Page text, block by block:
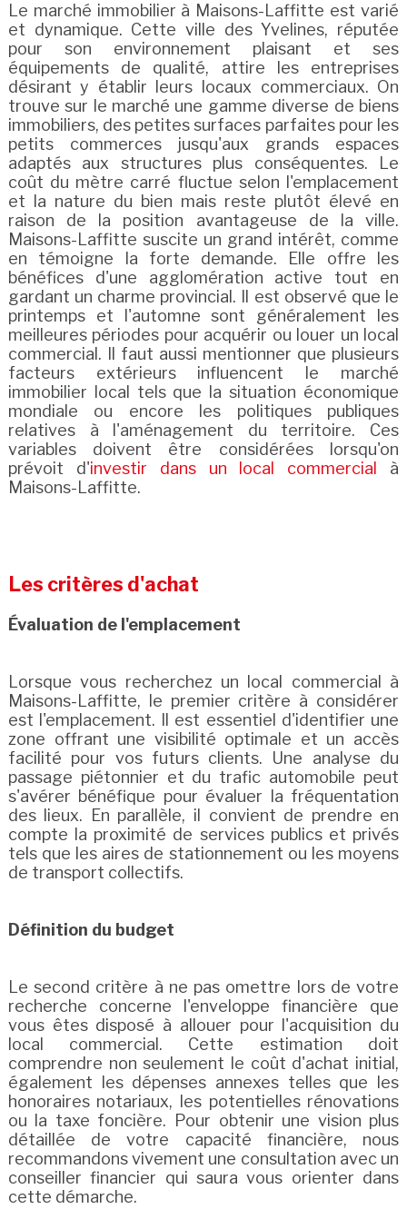
Le marché immobilier à Maisons-Laffitte est varié
et dynamique. Cette ville des Yvelines, réputée
pour son environnement plaisant et ses
équipements de qualité, attire les entreprises
désirant y établir leurs locaux commerciaux. On
trouve sur le marché une gamme diverse de biens
immobiliers, des petites surfaces parfaites pour les
petits commerces jusqu'aux grands espaces
adaptés aux structures plus conséquentes. Le
coût du mètre carré fluctue selon l'emplacement
et la nature du bien mais reste plutôt élevé en
raison de la position avantageuse de la ville.
Maisons-Laffitte suscite un grand intérêt, comme
en témoigne la forte demande. Elle offre les
bénéfices d'une agglomération active tout en
gardant un charme provincial. Il est observé que le
printemps et l'automne sont généralement les
meilleures périodes pour acquérir ou louer un local
commercial. Il faut aussi mentionner que plusieurs
facteurs extérieurs influencent le marché
immobilier local tels que la situation économique
mondiale ou encore les politiques publiques
relatives à l'aménagement du territoire. Ces
variables doivent être considérées lorsqu'on
prévoit d'investir dans un local commercial
à
Maisons-Laffitte.
Les critères d'achat
Évaluation de l'emplacement
Lorsque vous recherchez un local commercial à
Maisons-Laffitte, le premier critère à considérer
est l'emplacement. Il est essentiel d'identifier une
zone offrant une visibilité optimale et un accès
facilité pour vos futurs clients. Une analyse du
passage piétonnier et du trafic automobile peut
s'avérer bénéfique pour évaluer la fréquentation
des lieux. En parallèle, il convient de prendre en
compte la proximité de services publics et privés
tels que les aires de stationnement ou les moyens
de transport collectifs.
Définition du budget
Le second critère à ne pas omettre lors de votre
recherche concerne l'enveloppe financière que
vous êtes disposé à allouer pour l'acquisition du
local commercial. Cette estimation doit
comprendre non seulement le coût d'achat initial,
également les dépenses annexes telles que les
honoraires notariaux, les potentielles rénovations
ou la taxe foncière. Pour obtenir une vision plus
détaillée de votre capacité financière, nous
recommandons vivement une consultation avec un
conseiller financier qui saura vous orienter dans
cette démarche.